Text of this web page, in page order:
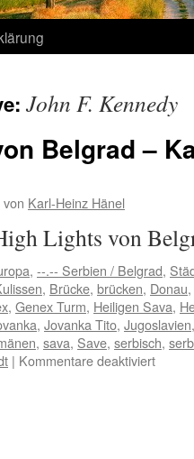
John F. Kennedy
Belgrad –
von Karl-Heinz Hänel
Lights von
, --.-- Serbien / Belgrad,
, Brücke, brücken, Donau,
, Genex Turm, Heiligen Sava,
, Jovanka Tito, Jugoslavien
, sava, Save, serbisch,
| Kommentare deaktiviertfür